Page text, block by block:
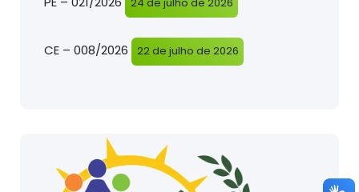
CE – 008/2026 22 de julho de 2026